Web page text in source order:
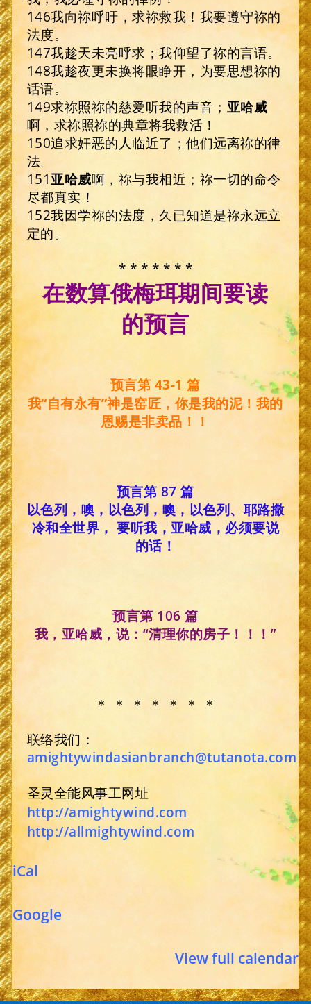
146我向祢呼吁，求祢救我！我要遵守祢的
法度。
147我趁天未亮呼求；我仰望了祢的言语。
148我趁夜更未换将眼睁开，为要思想祢的
话语。
149求祢照祢的慈爱听我的声音； 亚哈威
啊，求祢照祢的典章将我救活！
150追求奸恶的人临近了；他们远离祢的律
法。
151 亚哈威啊，祢与我相近；祢一切的命令
尽都真实！
152我因学祢的法度，久已知道是祢永远立
定的。
* * * * * * *
在数算俄梅珥期间要读
的预言
预言第 43-1 篇
我“自有永有”神是窑匠，你是我的泥！我的
恩赐是非卖品！！
预言第 87 篇
以色列，噢，以色列，噢，以色列、耶路撒
冷和全世界， 要听我，亚哈威，必须要说
的话！
预言第 106 篇
我，亚哈威，说：“清理你的房子！！！”
＊ ＊ ＊ ＊ ＊ ＊ ＊
联络我们：
amightywindasianbranch@tutanota.com
圣灵全能风事工网址
http://amightywind.com
http://allmightywind.com
iCal
Google
View full calendar